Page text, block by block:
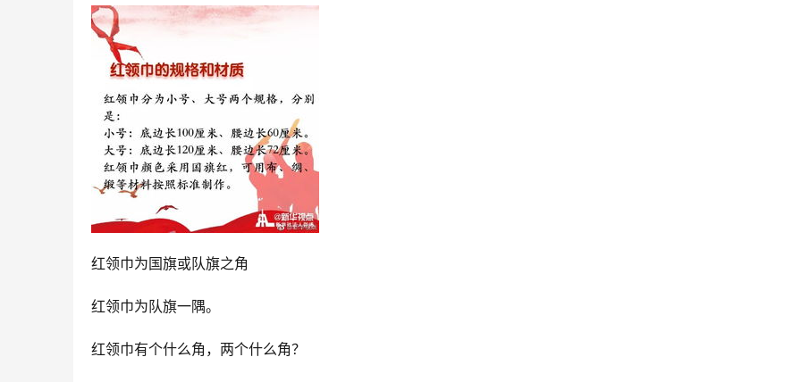
红领巾为国旗或队旗之角
红领巾为队旗一隅。
红领巾有个什么角，两个什么角？